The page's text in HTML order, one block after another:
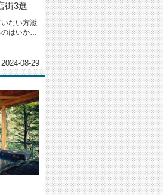
街3選
ない方滋
はいかが
2024-08-29